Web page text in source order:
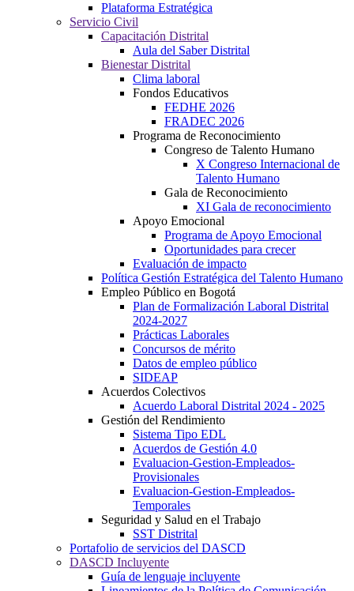
Plataforma Estratégica
Servicio Civil
Capacitación Distrital
Aula del Saber Distrital
Bienestar Distrital
Clima laboral
Fondos Educativos
FEDHE 2026
FRADEC 2026
Programa de Reconocimiento
Congreso de Talento Humano
X Congreso Internacional de
Talento Humano
Gala de Reconocimiento
XI Gala de reconocimiento
Apoyo Emocional
Programa de Apoyo Emocional
Oportunidades para crecer
Evaluación de impacto
Política Gestión Estratégica del Talento Humano
Empleo Público en Bogotá
Plan de Formalización Laboral Distrital
2024-2027
Prácticas Laborales
Concursos de mérito
Datos de empleo público
SIDEAP
Acuerdos Colectivos
Acuerdo Laboral Distrital 2024 - 2025
Gestión del Rendimiento
Sistema Tipo EDL
Acuerdos de Gestión 4.0
Evaluacion-Gestion-Empleados-
Provisionales
Evaluacion-Gestion-Empleados-
Temporales
Seguridad y Salud en el Trabajo
SST Distrital
Portafolio de servicios del DASCD
DASCD Incluyente
Guía de lenguaje incluyente